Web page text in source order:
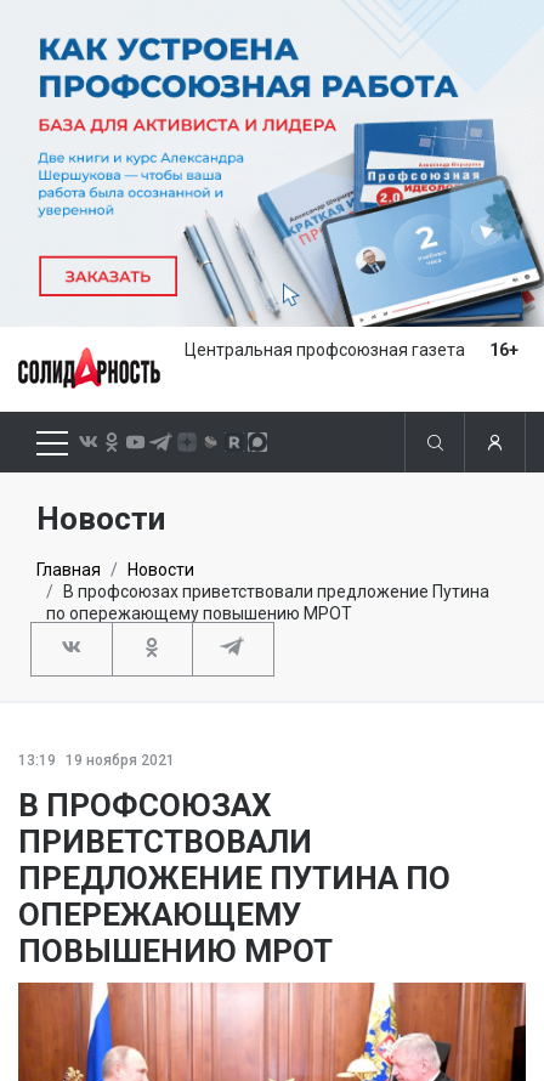
Центральная профсоюзная газета 16+
Новости
Главная
Новости
В профсоюзах приветствовали предложение Путина
по опережающему повышению МРОТ
13:19 19 ноября 2021
В ПРОФСОЮЗАХ
ПРИВЕТСТВОВАЛИ
ПРЕДЛОЖЕНИЕ ПУТИНА ПО
ОПЕРЕЖАЮЩЕМУ
ПОВЫШЕНИЮ МРОТ